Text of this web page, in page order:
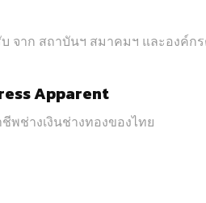
จาก สถาบันฯ สมาคมฯ และองค์
Apparent
พช่างเงินช่างทองของไทย